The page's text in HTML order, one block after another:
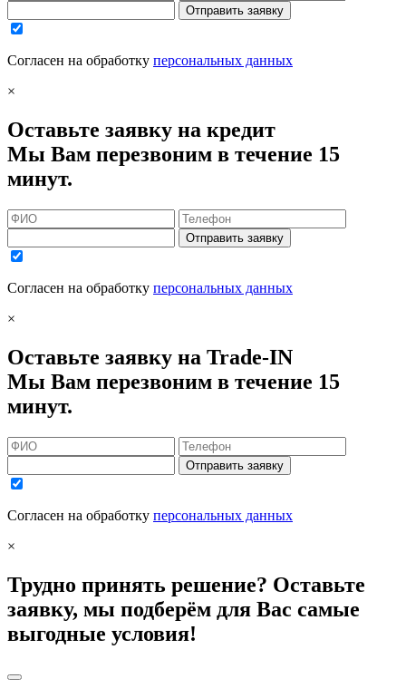
Отправить заявку
Согласен на обработку персональных данных
×
Оставьте заявку на кредит
Мы Вам перезвоним в течение 15
минут.
Отправить заявку
Согласен на обработку персональных данных
×
Оставьте заявку на Trade-IN
Мы Вам перезвоним в течение 15
минут.
Отправить заявку
Согласен на обработку персональных данных
×
Трудно принять решение? Оставьте
заявку, мы подберём для Вас самые
выгодные условия!